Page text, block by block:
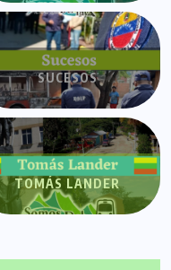
SUCESOS
TOMÁS LANDER